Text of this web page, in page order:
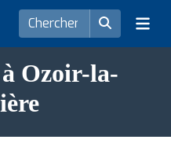
Ozoir-la-